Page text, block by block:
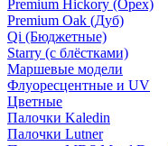
Premium Hickory (Орех)
Premium Oak (Дуб)
Qi (Бюджетные)
Starry (с блёстками)
Маршевые модели
Флуоресцентные и UV
Цветные
Палочки Kaledin
Палочки Lutner